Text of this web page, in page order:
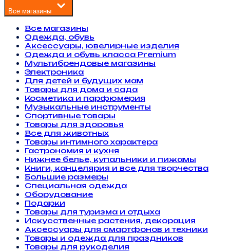
Все магазины
Все магазины
Одежда, обувь
Аксессуары, ювелирные изделия
Одежда и обувь класса Premium
Мультибрендовые магазины
Электроника
Для детей и будущих мам
Товары для дома и сада
Косметика и парфюмерия
Музыкальные инструменты
Спортивные товары
Товары для здоровья
Все для животных
Товары интимного характера
Гастрономия и кухня
Нижнее белье, купальники и пижамы
Книги, канцелярия и все для творчества
Большие размеры
Специальная одежда
Оборудование
Подарки
Товары для туризма и отдыха
Искусственные растения, декорация
Аксессуары для смартфонов и техники
Товары и одежда для праздников
Товары для рукоделия